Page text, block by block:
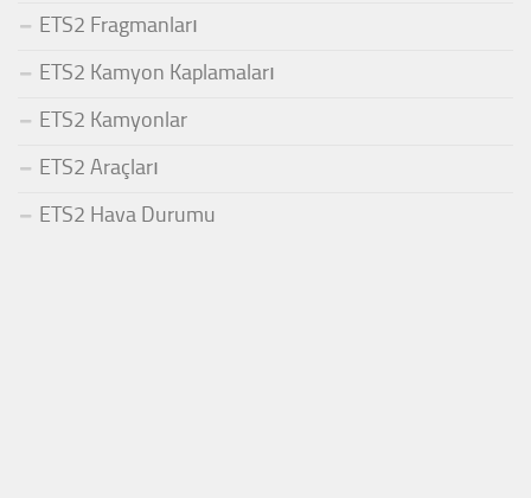
ETS2 Fragmanları
ETS2 Kamyon Kaplamaları
ETS2 Kamyonlar
ETS2 Araçları
ETS2 Hava Durumu